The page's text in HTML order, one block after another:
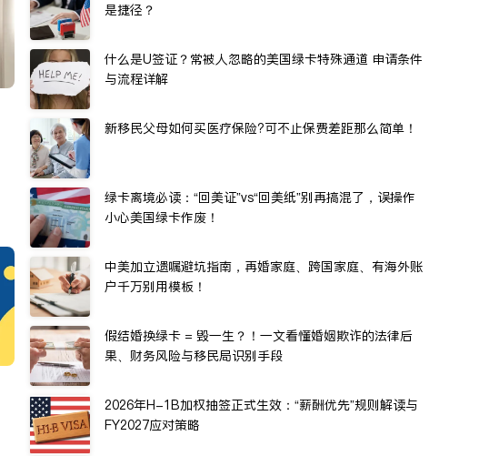
是捷径？
什么是U签证？常被人忽略的美国绿卡特殊通道 申请条件
与流程详解
新移民父母如何买医疗保险?可不止保费差距那么简单！
绿卡离境必读：“回美证”vs“回美纸”别再搞混了，误操作
小心美国绿卡作废！
中美加立遗嘱避坑指南，再婚家庭、跨国家庭、有海外账
户千万别用模板！
假结婚换绿卡 = 毁一生？！一文看懂婚姻欺诈的法律后
果、财务风险与移民局识别手段
2026年H-1B加权抽签正式生效：“薪酬优先”规则解读与
FY2027应对策略